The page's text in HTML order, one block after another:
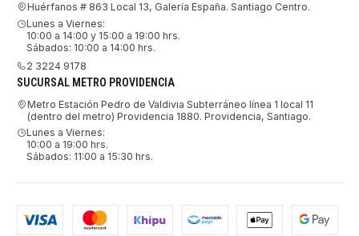
Huérfanos # 863 Local 13, Galería España. Santiago Centro.
Lunes a Viernes:
10:00 a 14:00 y 15:00 a 19:00 hrs.
Sábados: 10:00 a 14:00 hrs.
2 3224 9178
SUCURSAL METRO PROVIDENCIA
Metro Estación Pedro de Valdivia Subterráneo línea 1 local 11
(dentro del metro) Providencia 1880. Providencia, Santiago.
Lunes a Viernes:
10:00 a 19:00 hrs.
Sábados: 11:00 a 15:30 hrs.